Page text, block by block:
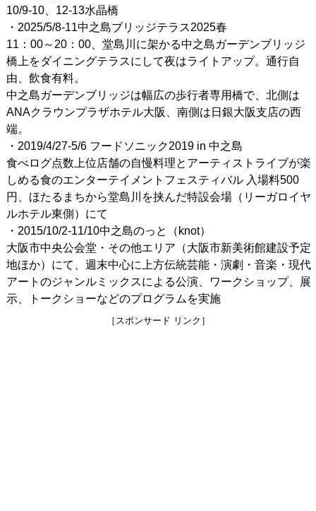
10/9-10、12-13水晶橋
・2025/5/8-11中之島ブリッジテラス2025春
11：00～20：00、堂島川に架かる中之島ガーデンブリッジ
橋上をダイニングテラスにして夜はライトアップ。通行自
由、飲食有料。
中之島ガーデンブリッジは幅広の歩行者専用橋で、北側は
ANAクラウンプラザホテル大阪、南側は日銀大阪支店の西
端。
・2019/4/27-5/6 フードソニック2019 in 中之島
食べログ点数上位店舗の自慢料理とアーティストライブが楽
しめる食のエンターテイメントフェスティバル 入場料500
円、ほたるまちから堂島川を挟んだ特設会場（リーガロイヤ
ルホテル東側）にて
・2015/10/2-11/10中之島のっと（knot）
大阪市中央公会堂・その他エリア（大阪市新美術館建設予定
地ほか）にて、週末中心に上方伝統芸能・演劇・音楽・現代
アートのジャンルミックスによる公演、ワークショップ、展
示、トークショーなどのプログラムを実施
［スポンサード リンク］